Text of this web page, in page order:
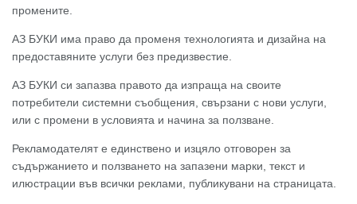
промените.
АЗ БУКИ има право да променя технологията и дизайна на
предоставяните услуги без предизвестие.
АЗ БУКИ си запазва правото да изпраща на своите
потребители системни съобщения, свързани с нови услуги,
или с промени в условията и начина за ползване.
Рекламодателят е единствено и изцяло отговорен за
съдържанието и ползването на запазени марки, текст и
илюстрации във всички реклами, публикувани на страницата.